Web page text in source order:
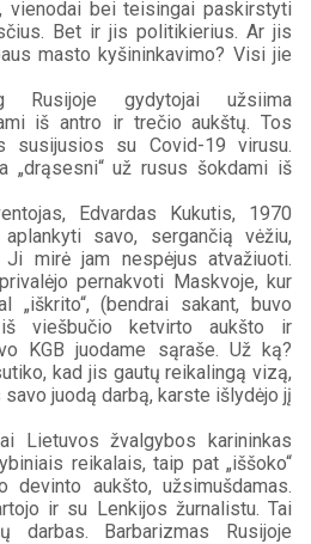
vienodai bei teisingai paskirstyti
Bet ir jis politikierius. Ar jis
masto kyšininkavimo? Visi jie
Rusijoje gydytojai užsiima
iš antro ir trečio aukštų. Tos
susijusios su Covid-19 virusu.
„drąsesni“ už rusus šokdami iš
Edvardas Kukutis, 1970
savo, sergančią vėžiu,
mirė jam nespėjus atvažiuoti.
pernakvoti Maskvoje, kur
„iškrito“, (bendrai sakant, buvo
viešbučio ketvirto aukšto ir
KGB juodame sąraše. Už ką?
kad jis gautų reikalingą vizą,
juodą darbą, karste išlydėjo jį
Lietuvos žvalgybos karininkas
reikalais, taip pat „iššoko“
devinto aukšto, užsimušdamas.
ir su Lenkijos žurnalistu. Tai
darbas. Barbarizmas Rusijoje